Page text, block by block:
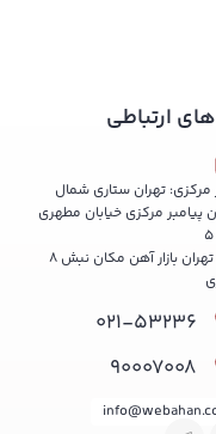
ارتباطی
مرکزی: تهران ستاری شمال
پیامبر مرکزی خیابان مطهری
انبار: تهران بازار آهن مکان نبش 8
021-53236
90007008